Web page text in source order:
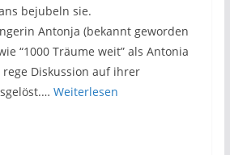
bejubeln sie.
Antonja (bekannt geworden
“1000 Träume weit” als Antonia
Diskussion auf ihrer
Weiterlesen